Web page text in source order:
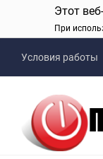
Этот
При
Условия работы